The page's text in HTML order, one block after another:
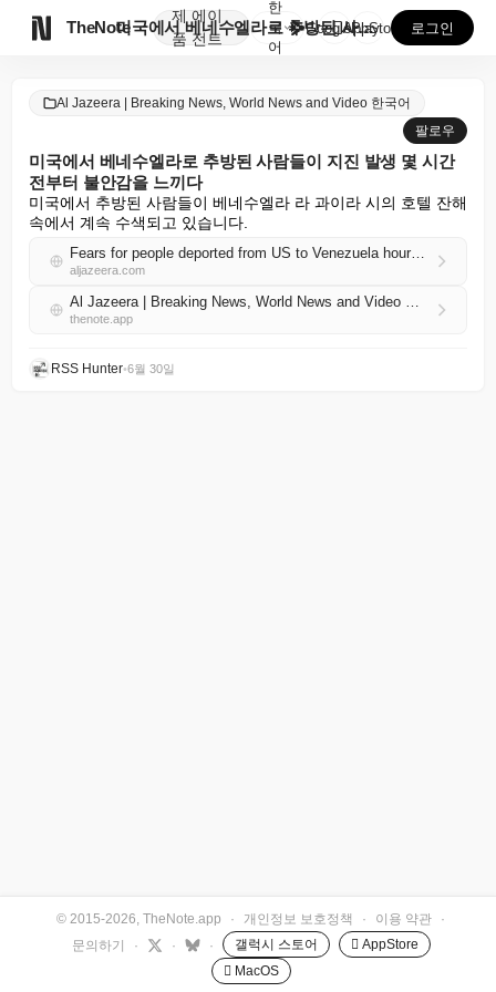
TheNote
제
품
에이
전트
미국에서 베네수엘라로 추방된 사람들이 지진 발생 몇 시...
한
국
어
GooglePlay
AppStore 로그인
Al Jazeera | Breaking News, World News and Video 한국어
팔로우
미국에서 베네수엘라로 추방된 사람들이 지진 발생 몇 시간
전부터 불안감을 느끼다
미국에서 추방된 사람들이 베네수엘라 라 과이라 시의 호텔 잔해
속에서 계속 수색되고 있습니다.
Fears for people deported from US to Venezuela hours before earthquakes hit
aljazeera.com
Al Jazeera | Breaking News, World News and Video 한국어 RSS
thenote.app
RSS Hunter•6월 30일
© 2015-2026, TheNote.app · 개인정보 보호정책 · 이용 약관
·
문의하기
· · · 갤럭시 스토어
 AppStore
 MacOS